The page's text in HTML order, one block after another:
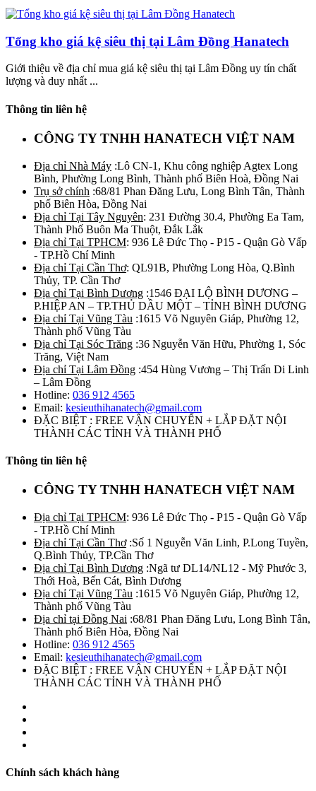
Tổng kho giá kệ siêu thị tại Lâm Đồng Hanatech
Giới thiệu về địa chỉ mua giá kệ siêu thị tại Lâm Đồng uy tín chất
lượng và duy nhất ...
Thông tin liên hệ
CÔNG TY TNHH HANATECH VIỆT NAM
Địa chỉ Nhà Máy :Lô CN-1, Khu công nghiệp Agtex Long
Bình, Phường Long Bình, Thành phố Biên Hoà, Đồng Nai
Trụ sở chính :68/81 Phan Đăng Lưu, Long Bình Tân, Thành
phố Biên Hòa, Đồng Nai
Địa chỉ Tại Tây Nguyên: 231 Đường 30.4, Phường Ea Tam,
Thành Phố Buôn Ma Thuột, Đắk Lắk
Địa chỉ Tại TPHCM: 936 Lê Đức Thọ - P15 - Quận Gò Vấp
- TP.Hồ Chí Minh
Địa chỉ Tại Cần Thơ: QL91B, Phường Long Hòa, Q.Bình
Thủy, TP. Cần Thơ
Địa chỉ Tại Bình Dương :1546 ĐẠI LỘ BÌNH DƯƠNG –
P.HIỆP AN – TP.THỦ DẦU MỘT – TỈNH BÌNH DƯƠNG
Địa chỉ Tại Vũng Tàu :1615 Võ Nguyên Giáp, Phường 12,
Thành phố Vũng Tàu
Địa chỉ Tại Sóc Trăng :36 Nguyễn Văn Hữu, Phường 1, Sóc
Trăng, Việt Nam
Địa chỉ Tại Lâm Đồng :454 Hùng Vương – Thị Trấn Di Linh
– Lâm Đồng
Hotline: 036 912 4565
Email: kesieuthihanatech@gmail.com
ĐẶC BIỆT : FREE VẬN CHUYỂN + LẮP ĐẶT NỘI
THÀNH CÁC TỈNH VÀ THÀNH PHỐ
Thông tin liên hệ
CÔNG TY TNHH HANATECH VIỆT NAM
Địa chỉ Tại TPHCM: 936 Lê Đức Thọ - P15 - Quận Gò Vấp
- TP.Hồ Chí Minh
Địa chỉ Tại Cần Thơ:Số 1 Nguyễn Văn Linh, P.Long Tuyền,
Q.Bình Thủy, TP.Cần Thơ
Địa chỉ Tại Bình Dương :Ngã tư DL14/NL12 - Mỹ Phước 3,
Thới Hoà, Bến Cát, Bình Dương
Địa chỉ Tại Vũng Tàu :1615 Võ Nguyên Giáp, Phường 12,
Thành phố Vũng Tàu
Địa chỉ tại Đồng Nai :68/81 Phan Đăng Lưu, Long Bình Tân,
Thành phố Biên Hòa, Đồng Nai
Hotline: 036 912 4565
Email: kesieuthihanatech@gmail.com
ĐẶC BIỆT : FREE VẬN CHUYỂN + LẮP ĐẶT NỘI
THÀNH CÁC TỈNH VÀ THÀNH PHỐ
Chính sách khách hàng